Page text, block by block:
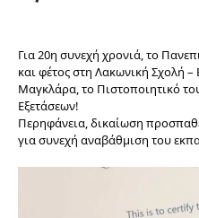
Για 20η συνεχή χρονιά, το
και φέτος στη Λακωνική Σχολή
Μαγκλάρα, το Πιστοποιητικό
Εξετάσεων!
Περηφάνεια, δικαίωση
για συνεχή αναβάθμιση του